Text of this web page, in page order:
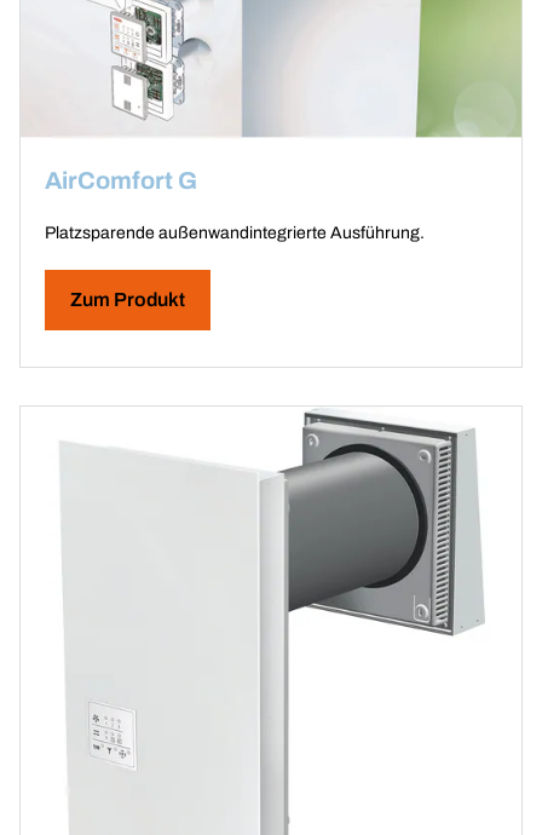
AirComfort G
Platzsparende außenwandintegrierte Ausführung.
Zum Produkt